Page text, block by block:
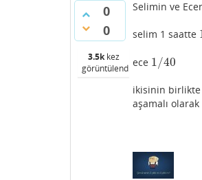
0
0
3.5kkez
görüntülendi
Selimin ve
selim 1 saatte
ece 1/40
1/40
ikisinin birlikte
aşamalı